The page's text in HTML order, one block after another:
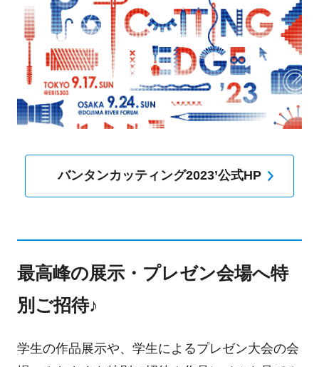
バンタンカッティング2023’公式HP
最高峰の展示・プレゼン会場へ特
別ご招待♪
学生の作品展示や、学生によるプレゼン大会の会